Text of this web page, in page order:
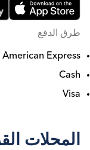
طرق الدفع
American Express
Cash
Visa
المحلات